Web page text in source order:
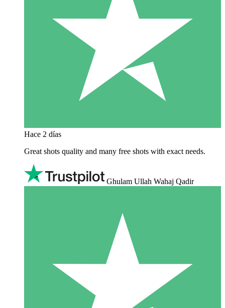
Hace 2 días
Great shots quality and many free shots with exact needs.
Ghulam Ullah Wahaj Qadir